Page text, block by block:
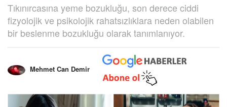
Tıkınırcasına yeme bozukluğu, son derece ciddi
fizyolojik ve psikolojik rahatsızlıklara neden olabilen
bir beslenme bozukluğu olarak tanımlanıyor.
Mehmet Can Demir